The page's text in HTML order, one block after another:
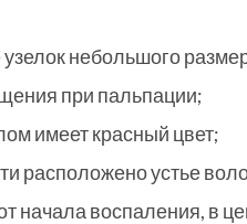
небольшого
при пальпации;
имеет красный цвет;
расположено устье
начала воспаления, в